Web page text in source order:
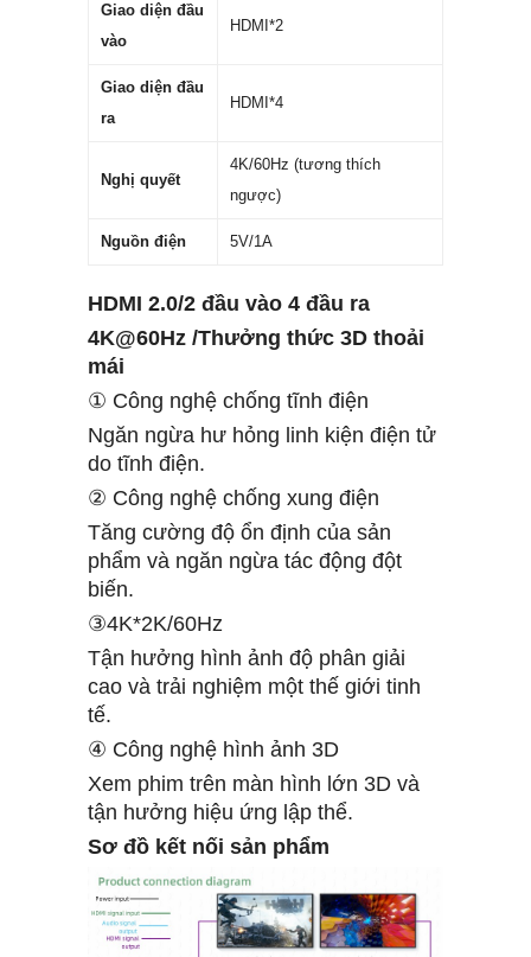
Giao diện đầu
vào
HDMI*2
Giao diện đầu
ra
HDMI*4
Nghị quyết
4K/60Hz (tương thích
ngược)
Nguồn điện 5V/1A
HDMI 2.0/2 đầu vào 4 đầu ra
4K@60Hz /Thưởng thức 3D thoải
mái
① Công nghệ chống tĩnh điện
Ngăn ngừa hư hỏng linh kiện điện tử
do tĩnh điện.
② Công nghệ chống xung điện
Tăng cường độ ổn định của sản
phẩm và ngăn ngừa tác động đột
biến.
③4K*2K/60Hz
Tận hưởng hình ảnh độ phân giải
cao và trải nghiệm một thế giới tinh
tế.
④ Công nghệ hình ảnh 3D
Xem phim trên màn hình lớn 3D và
tận hưởng hiệu ứng lập thể.
Sơ đồ kết nối sản phẩm